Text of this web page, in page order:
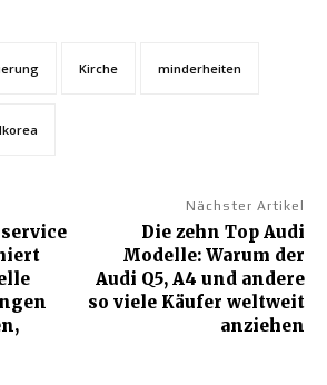
Kirche minderheiten
Nächster Artikel
Die zehn Top Audi
Modelle: Warum der
Audi Q5, A4 und andere
so viele Käufer weltweit
anziehen